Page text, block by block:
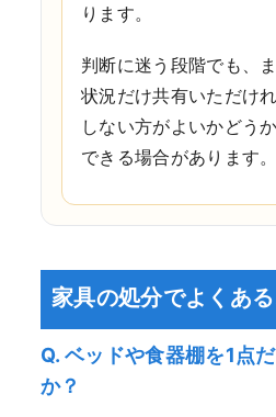
ります。
判断に迷う段階でも、
状況だけ共有いただけ
しない方がよいかどう
できる場合があります。
家具の処分でよくあ
Q. ベッドや食器棚を1点
か？